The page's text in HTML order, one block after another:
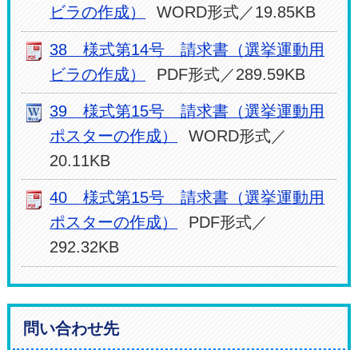
ビラの作成）
WORD形式／19.85KB
38 様式第14号 請求書（選挙運動用
ビラの作成）
PDF形式／289.59KB
39 様式第15号 請求書（選挙運動用
ポスターの作成）
WORD形式／
20.11KB
40 様式第15号 請求書（選挙運動用
ポスターの作成）
PDF形式／
292.32KB
問い合わせ先